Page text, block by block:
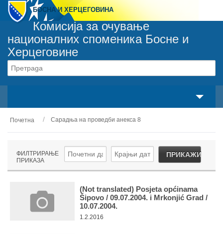
БОСНА И ХЕРЦЕГОВИНА
Комисија за очување
националних споменика Босне и
Херцеговине
О нама
Национални споменици
Сервиси
Почетна Сарадња на проведби анекса 8
ФИЛТРИРАЊЕ
ПРИКАЗА
ПРИКАЖИ
(Not translated) Posjeta općinama
Šipovo / 09.07.2004. i Mrkonjić Grad /
10.07.2004.
1.2.2016